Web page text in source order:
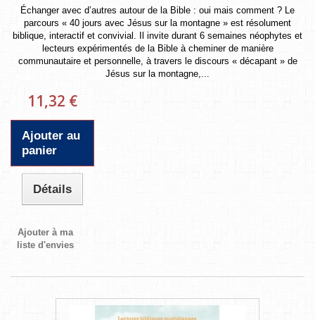
Échanger avec d’autres autour de la Bible : oui mais comment ? Le
parcours « 40 jours avec Jésus sur la montagne » est résolument
biblique, interactif et convivial. Il invite durant 6 semaines néophytes et
lecteurs expérimentés de la Bible à cheminer de manière
communautaire et personnelle, à travers le discours « décapant » de
Jésus sur la montagne,...
11,32 €
Ajouter au
panier
Détails
Ajouter à ma
liste d'envies